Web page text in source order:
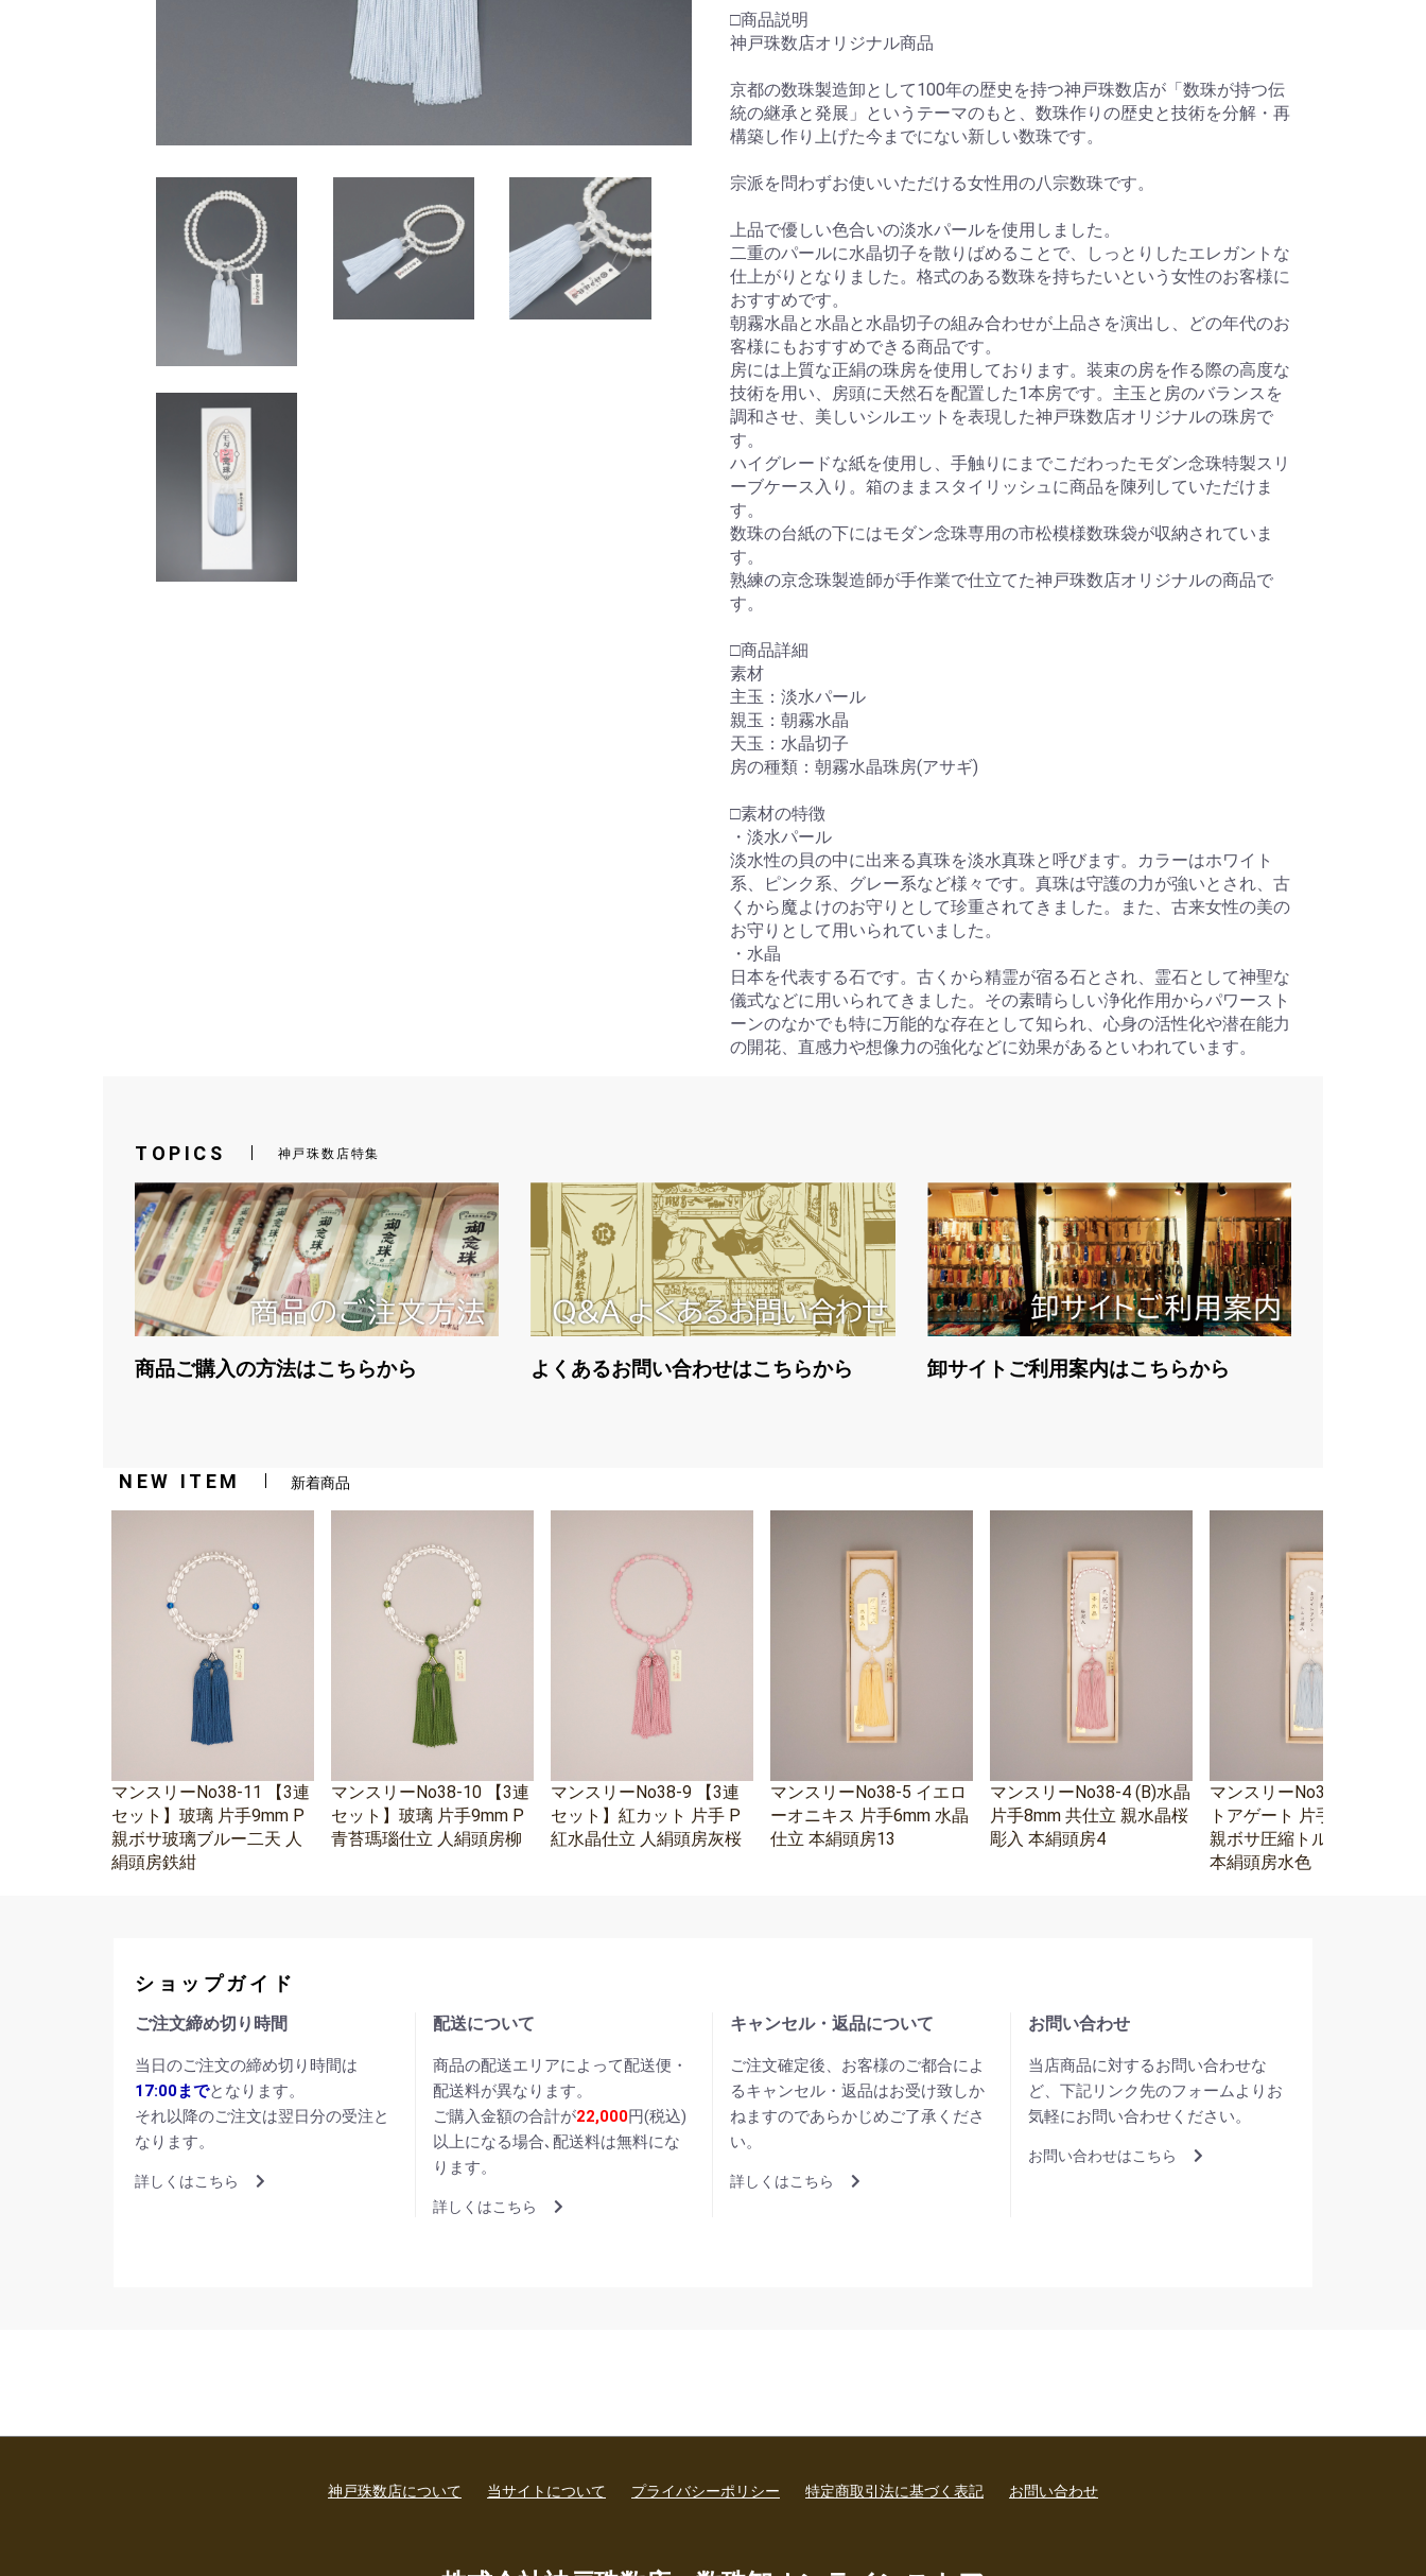
カートへ進む
□商品説明
神戸珠数店オリジナル商品
京都の数珠製造卸として100年の歴史を持つ神戸珠数店が「数珠が持つ伝
統の継承と発展」というテーマのもと、数珠作りの歴史と技術を分解・再
構築し作り上げた今までにない新しい数珠です。
宗派を問わずお使いいただける女性用の八宗数珠です。
上品で優しい色合いの淡水パールを使用しました。
二重のパールに水晶切子を散りばめることで、しっとりしたエレガントな
仕上がりとなりました。格式のある数珠を持ちたいという女性のお客様に
おすすめです。
朝霧水晶と水晶と水晶切子の組み合わせが上品さを演出し、どの年代のお
客様にもおすすめできる商品です。
房には上質な正絹の珠房を使用しております。装束の房を作る際の高度な
技術を用い、房頭に天然石を配置した1本房です。主玉と房のバランスを
調和させ、美しいシルエットを表現した神戸珠数店オリジナルの珠房で
す。
ハイグレードな紙を使用し、手触りにまでこだわったモダン念珠特製スリ
ーブケース入り。箱のままスタイリッシュに商品を陳列していただけま
す。
数珠の台紙の下にはモダン念珠専用の市松模様数珠袋が収納されていま
す。
熟練の京念珠製造師が手作業で仕立てた神戸珠数店オリジナルの商品で
す。
□商品詳細
素材
主玉：淡水パール
親玉：朝霧水晶
天玉：水晶切子
房の種類：朝霧水晶珠房(アサギ)
□素材の特徴
・淡水パール
淡水性の貝の中に出来る真珠を淡水真珠と呼びます。カラーはホワイト
系、ピンク系、グレー系など様々です。真珠は守護の力が強いとされ、古
くから魔よけのお守りとして珍重されてきました。また、古来女性の美の
お守りとして用いられていました。
・水晶
日本を代表する石です。古くから精霊が宿る石とされ、霊石として神聖な
儀式などに用いられてきました。その素晴らしい浄化作用からパワースト
ーンのなかでも特に万能的な存在として知られ、心身の活性化や潜在能力
の開花、直感力や想像力の強化などに効果があるといわれています。
TOPICS 神戸珠数店特集
商品ご購入の方法はこちらから よくあるお問い合わせはこちらから 卸サイトご利用案内はこちらから
NEW ITEM 新着商品
マンスリーNo38-11 【3連
セット】玻璃 片手9mm P
親ボサ玻璃ブルー二天 人
絹頭房鉄紺
マンスリーNo38-10 【3連
セット】玻璃 片手9mm P
青苔瑪瑙仕立 人絹頭房柳
マンスリーNo38-9 【3連
セット】紅カット 片手 P
紅水晶仕立 人絹頭房灰桜
マンスリーNo38-5 イエロ
ーオニキス 片手6mm 水晶
仕立 本絹頭房13
マンスリーNo38-4 (B)水晶
片手8mm 共仕立 親水晶桜
彫入 本絹頭房4
マンスリーNo38-3 ホワイ
トアゲート 片手8mm 水晶
親ボサ圧縮トルコ石二天
本絹頭房水色
ショップガイド
ご注文締め切り時間
当日のご注文の締め切り時間は
17:00までとなります。
それ以降のご注文は翌日分の受注と
なります。
詳しくはこちら
配送について
商品の配送エリアによって配送便・
配送料が異なります。
ご購入金額の合計が22,000円(税込)
以上になる場合､配送料は無料にな
ります。
詳しくはこちら
キャンセル・返品について
ご注文確定後、お客様のご都合によ
るキャンセル・返品はお受け致しか
ねますのであらかじめご了承くださ
い。
詳しくはこちら
お問い合わせ
当店商品に対するお問い合わせな
ど、下記リンク先のフォームよりお
気軽にお問い合わせください。
お問い合わせはこちら
神戸珠数店について 当サイトについて プライバシーポリシー 特定商取引法に基づく表記 お問い合わせ